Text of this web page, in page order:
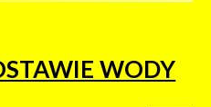
WODY